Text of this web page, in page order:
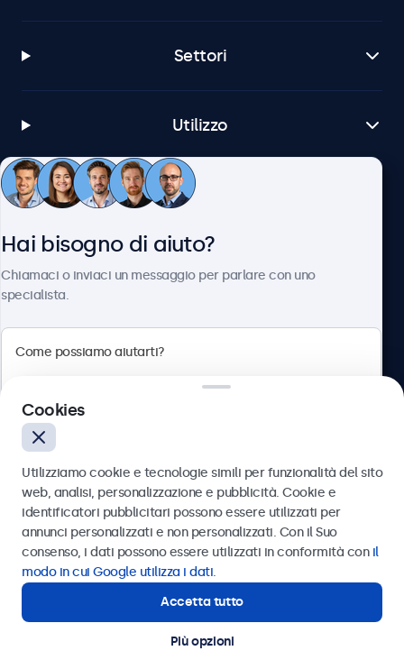
Settori
Utilizzo
Servizio Clienti
Italiano
© 2026 Beetronics
Hai bisogno di aiuto?
Chiamaci o inviaci un messaggio per parlare con uno
specialista.
Inviare
Oppure chiamaci al
Contatta i nostri esperti
Cookies
Utilizziamo cookie e tecnologie simili per funzionalità del sito
web, analisi, personalizzazione e pubblicità. Cookie e
identificatori pubblicitari possono essere utilizzati per
annunci personalizzati e non personalizzati. Con il Suo
consenso, i dati possono essere utilizzati in conformità con il
modo in cui Google utilizza i dati.
Accetta tutto
Più opzioni